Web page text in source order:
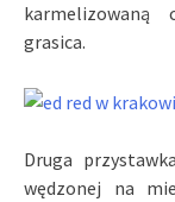
karmelizowaną
grasica.
Druga
wędzonej na